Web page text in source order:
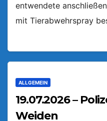
entwendete
mit Tierabwehrspray
ALLGEMEIN
19.07.2026 –
Weiden